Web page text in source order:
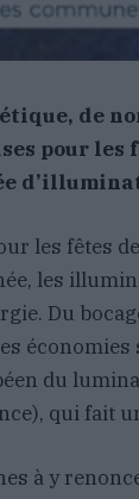
de
pour les
les fêtes
les
Du
du
qui fait
à y